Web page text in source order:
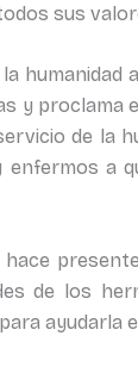
sus
y
de la
a
de los
ayudarla